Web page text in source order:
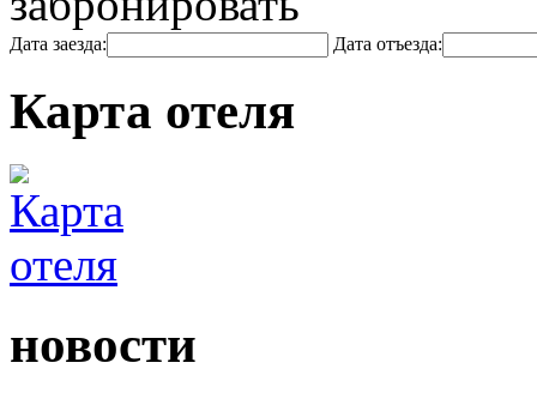
Дата заезда: Дата отъезда:
Карта отеля
новости